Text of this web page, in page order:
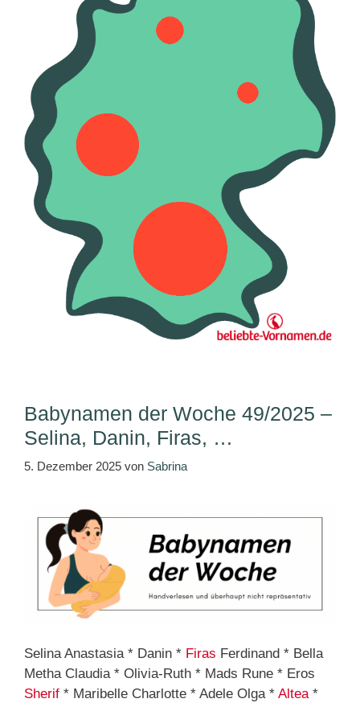
Babynamen der Woche 49/2025 –
Selina, Danin, Firas, …
5. Dezember 2025 von Sabrina
Selina Anastasia * Danin * Firas Ferdinand * Bella
Metha Claudia * Olivia-Ruth * Mads Rune * Eros
Sherif * Maribelle Charlotte * Adele Olga * Altea*